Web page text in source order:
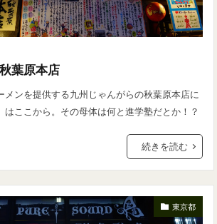
葉原本店
メンを提供する九州じゃんがらの秋葉原本店に
はここから。その母体は何と進学塾だとか！？
続きを読む
東京都